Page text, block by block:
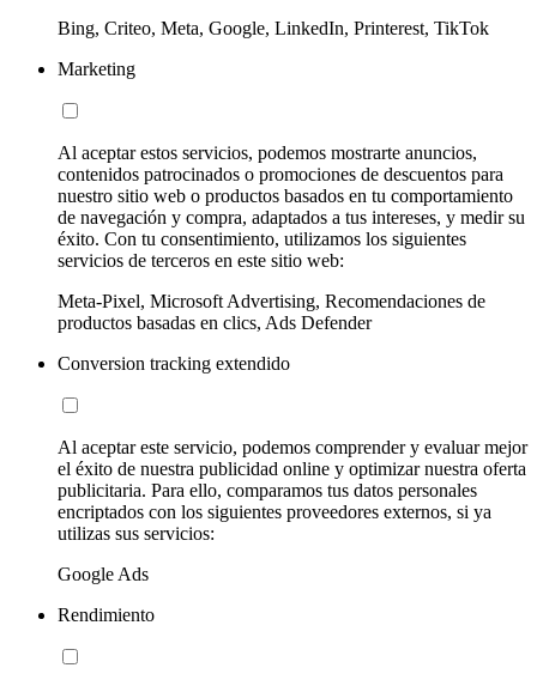
Bing, Criteo, Meta, Google, LinkedIn, Printerest, TikTok
Marketing
Al aceptar estos servicios, podemos mostrarte anuncios,
contenidos patrocinados o promociones de descuentos para
nuestro sitio web o productos basados en tu comportamiento
de navegación y compra, adaptados a tus intereses, y medir su
éxito. Con tu consentimiento, utilizamos los siguientes
servicios de terceros en este sitio web:
Meta-Pixel, Microsoft Advertising, Recomendaciones de
productos basadas en clics, Ads Defender
Conversion tracking extendido
Al aceptar este servicio, podemos comprender y evaluar mejor
el éxito de nuestra publicidad online y optimizar nuestra oferta
publicitaria. Para ello, comparamos tus datos personales
encriptados con los siguientes proveedores externos, si ya
utilizas sus servicios:
Google Ads
Rendimiento